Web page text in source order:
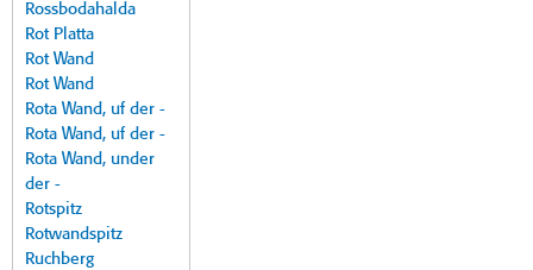
Rossbodahalda
Rot Platta
Rot Wand
Rot Wand
Rota Wand, uf der -
Rota Wand, uf der -
Rota Wand, under
der -
Rotspitz
Rotwandspitz
Ruchberg